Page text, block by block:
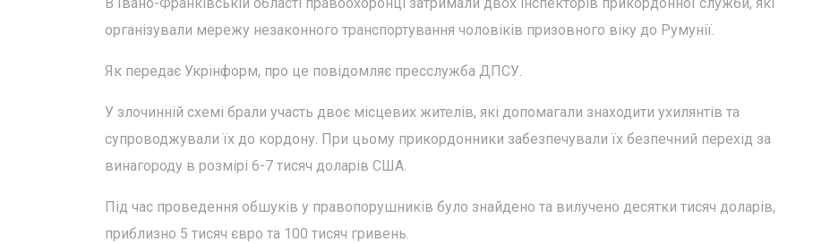
організували мережу незаконного транспортування чоловіків призовного віку до Румунії.
Як передає Укрінформ, про це повідомляє пресслужба ДПСУ.
У злочинній схемі брали участь двоє місцевих жителів, які допомагали знаходити ухилянтів та
супроводжували їх до кордону. При цьому прикордонники забезпечували їх безпечний перехід за
винагороду в розмірі 6-7 тисяч доларів США.
Під час проведення обшуків у правопорушників було знайдено та вилучено десятки тисяч доларів,
приблизно 5 тисяч євро та 100 тисяч гривень.